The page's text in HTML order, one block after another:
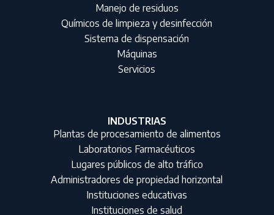
Manejo de residuos
Químicos de limpieza y desinfección
Sistema de dispensación
Máquinas
Servicios
INDUSTRIAS
Plantas de procesamiento de alimentos
Laboratorios Farmacéuticos
Lugares públicos de alto tráfico
Administradores de propiedad horizontal
Instituciones educativas
Instituciones de salud